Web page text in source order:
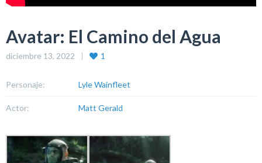
Avatar: El Camino del Agua
diciembre 13, 2022 1
Personaje: Lyle Wainfleet
Actor: Matt Gerald